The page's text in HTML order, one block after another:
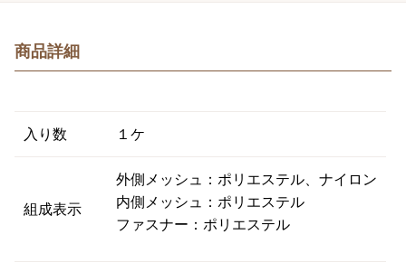
商品詳細
入り数 １ケ
組成表示
外側メッシュ：ポリエステル、ナイロン
内側メッシュ：ポリエステル
ファスナー：ポリエステル